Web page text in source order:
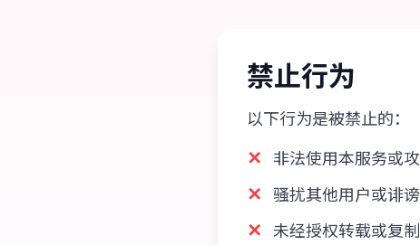
禁止行为
以下行为是被禁止的：
✕ 非法使用本服务或
✕ 骚扰其他用户或诽
✕ 未经授权转载或复